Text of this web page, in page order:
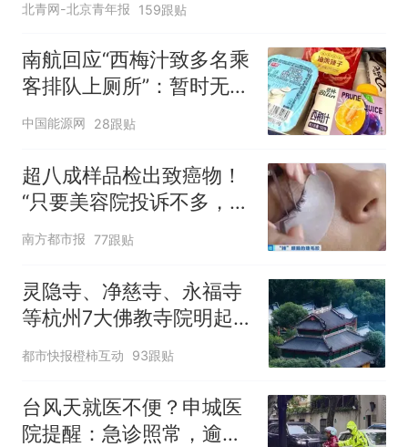
北青网-北京青年报 159跟贴
南航回应“西梅汁致多名乘
客排队上厕所”：暂时无法
核查是否发放西梅汁
中国能源网 28跟贴
超八成样品检出致癌物！
“只要美容院投诉不多，店
家就不会更换产品”
南方都市报 77跟贴
灵隐寺、净慈寺、永福寺
等杭州7大佛教寺院明起
临时关闭，别跑空了
都市快报橙柿互动 93跟贴
台风天就医不便？申城医
院提醒：急诊照常，逾期